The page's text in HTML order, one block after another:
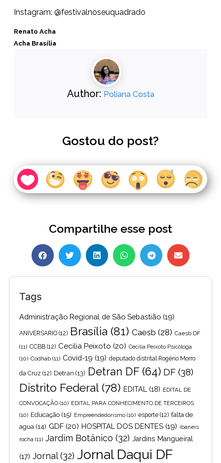
Instagram: @festivalnoseuquadrado
Renato Acha
Acha Brasília
Author: Poliana Costa
Gostou do post?
Compartilhe esse post
Tags
Administração Regional de São Sebastião (19)
ANIVERSARIO (12) Brasília (81) Caesb (28) Caesb DF
(11) CCBB (12) Cecilia Peixoto (20) Cecília Peixoto Psicóloga
(10) Codhab (11) Covid-19 (19) deputado distrital Rogério Morro
da Cruz (12) Detran (13) Detran DF(64) DF (38)
Distrito Federal(78) EDITAL (18) EDITAL DE
CONVOCAÇÃO (10) EDITAL PARA CONHECIMENTO DE TERCEIROS
(10) Educação (15) Empreendedorismo (10) esporte (12) falta de
agua (14) GDF (20) HOSPITAL DOS DENTES (19) ibaneis
rocha (11) Jardim Botânico (32) Jardins Mangueiral
(17) Jornal(32) Jornal Daqui DF